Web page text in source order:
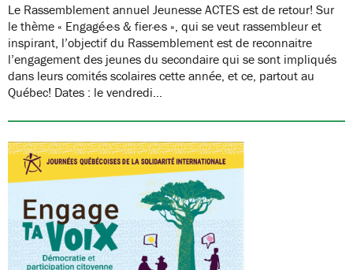
Le Rassemblement annuel Jeunesse ACTES est de retour! Sur
le thème « Engagé·e·s & fier·e·s », qui se veut rassembleur et
inspirant, l’objectif du Rassemblement est de reconnaitre
l’engagement des jeunes du secondaire qui se sont impliqués
dans leurs comités scolaires cette année, et ce, partout au
Québec! Dates : le vendredi…